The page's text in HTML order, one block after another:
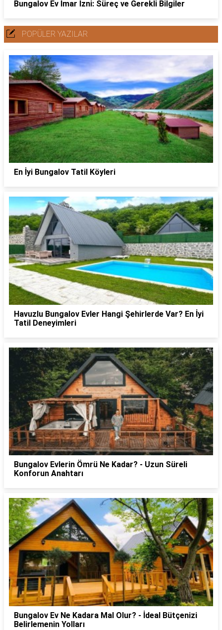
Bungalov Ev İmar İzni: Süreç ve Gerekli Bilgiler
POPÜLER YAZILAR
En İyi Bungalov Tatil Köyleri
Havuzlu Bungalov Evler Hangi Şehirlerde Var? En İyi
Tatil Deneyimleri
Bungalov Evlerin Ömrü Ne Kadar? - Uzun Süreli
Konforun Anahtarı
Bungalov Ev Ne Kadara Mal Olur? - İdeal Bütçenizi
Belirlemenin Yolları